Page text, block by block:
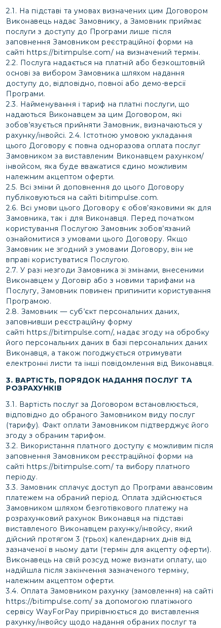
2.1. На підставі та умовах визначених цим Договором
Виконавець надає Замовнику, а Замовник приймає
послуги з доступу до Програми лише після
заповнення Замовником реєстраційної форми на
сайтіhttps://bitimpulse.com/ на визначений термін.
2.2. Послуга надається на платній або безкоштовній
основі за вибором Замовника шляхом надання
доступу до, відповідно, повної або демо-версії
Програми.
2.3. Найменування і тариф на платні послуги, що
надаються Виконавцем за цим Договором, які
зобов’язується прийняти Замовник, визначаються у
рахунку/інвойсі. 2.4. Істотною умовою укладання
цього Договору є повна одноразова оплата послуг
Замовником за виставленим Виконавцем рахунком/
інвойсом, яка буде вважатися єдино можливим
належним акцептом оферти.
2.5. Всі зміни й доповнення до цього Договору
публіковуються на сайті bitimpulse.com.
2.6. Всі умови цього Договору є обов’язковими як для
Замовника, так і для Виконавця. Перед початком
користування Послугою Замовник зобов’язаний
ознайомитися з умовами цього Договору. Якщо
Замовник не згодний з умовами Договору, він не
вправі користуватися Послугою.
2.7. У разі незгоди Замовника зі змінами, внесеними
Виконавцем у Договір або з новими тарифами на
Послугу, Замовник повинен припинити користування
Програмою.
2.8. Замовник — суб’єкт персональних даних,
заповнивши реєстраційну форму
сайтіhttps://bitimpulse.com/, надає згоду на обробку
його персональних даних в базі персональних даних
Виконавця, а також погоджується отримувати
електронні листи та інші повідомлення від Виконавця.
3. ВАРТІСТЬ, ПОРЯДОК НАДАННЯ ПОСЛУГ ТА
РОЗРАХУНКІВ
3.1. Вартість послуг за Договором встановлюється,
відповідно до обраного Замовником виду послуг
(тарифу). Факт оплати Замовником підтверджує його
згоду з обраним тарифом.
3.2. Використання платного доступу є можливим після
заповнення Замовником реєстраційної форми на
сайтіhttps://bitimpulse.com/ та вибору платного
періоду.
3.3. Замовник сплачує доступ до Програми авансовим
платежем на обраний період. Оплата здійснюється
Замовником шляхом безготівкового платежу на
розрахунковий рахунок Виконавця на підставі
виставленого Виконавцем рахунку/інвойсу, який
дійсний протягом 3 (трьох) календарних днів від
зазначеної в ньому дати (термін для акцепту оферти).
Виконавець на свій розсуд може визнати оплату, що
надійшла після закінчення зазначеного терміну,
належним акцептом оферти.
3.4. Оплата Замовником рахунку (замовлення) на сайті
https://bitimpulse.com/ за допомогою платіжного
сервісу WayForPay прирівнюється до виставлення
рахунку/інвойсу щодо надання обраних послуг та